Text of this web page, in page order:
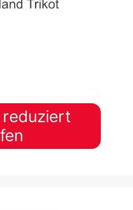
reduziert